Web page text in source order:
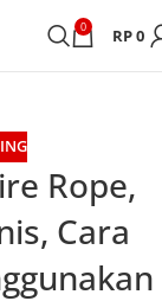
0 RP0
Rope,
Cara